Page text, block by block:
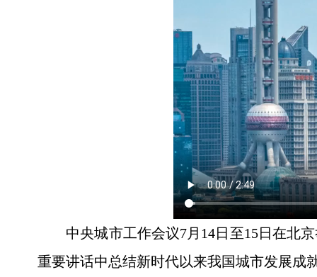
中央城市工作会议7月14日至15日在北
重要讲话中总结新时代以来我国城市发展成